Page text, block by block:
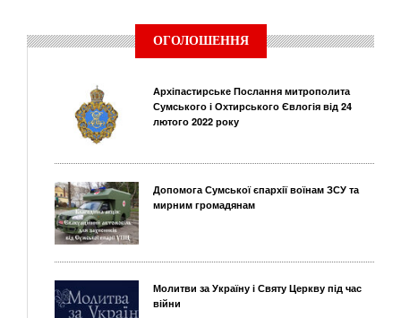
ОГОЛОШЕННЯ
Архіпастирське Послання митрополита
Сумського і Охтирського Євлогія від 24
лютого 2022 року
Допомога Сумської єпархії воїнам ЗСУ та
мирним громадянам
Молитви за Україну і Святу Церкву під час
війни